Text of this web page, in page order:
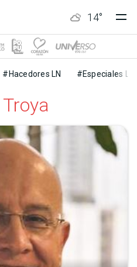
14°
#Hacedores LN #Especiales LN